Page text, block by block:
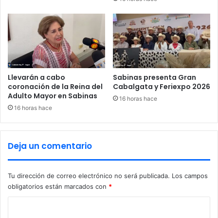
a
r
a
s
e
n
e
l
I
P
i
l
a
r
c
o
n
e
n
n
o
d
e
Llevarán a cabo
coronación de la Reina del
Adulto Mayor en Sabinas
16 horas hace
Sabinas presenta Gran
Cabalgata y Feriexpo 2026
16 horas hace
Deja un comentario
Tu dirección de correo electrónico no será publicada. Los campos
obligatorios están marcados con *